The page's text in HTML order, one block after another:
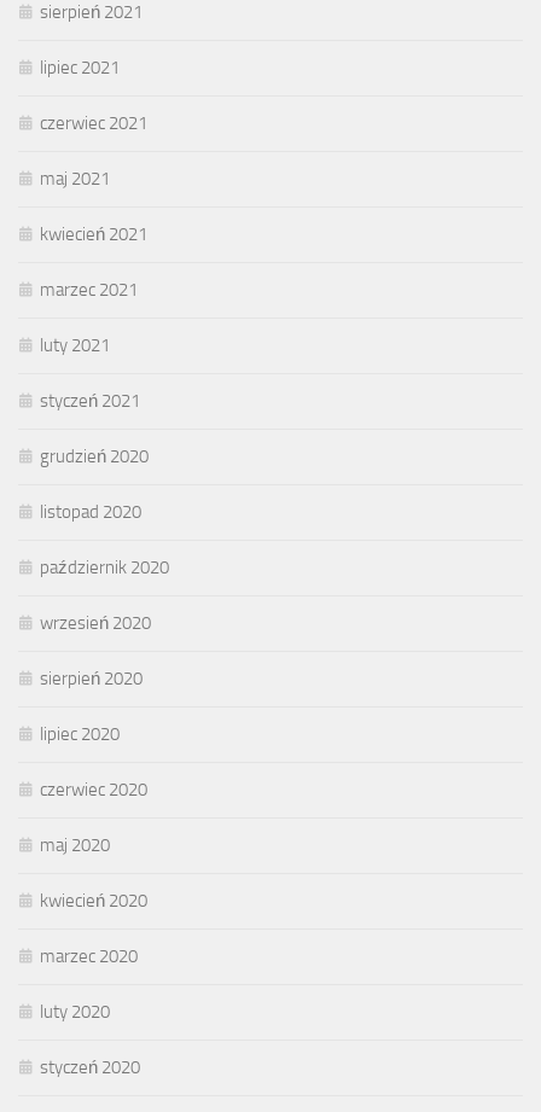
sierpień 2021
lipiec 2021
czerwiec 2021
maj 2021
kwiecień 2021
marzec 2021
luty 2021
styczeń 2021
grudzień 2020
listopad 2020
październik 2020
wrzesień 2020
sierpień 2020
lipiec 2020
czerwiec 2020
maj 2020
kwiecień 2020
marzec 2020
luty 2020
styczeń 2020